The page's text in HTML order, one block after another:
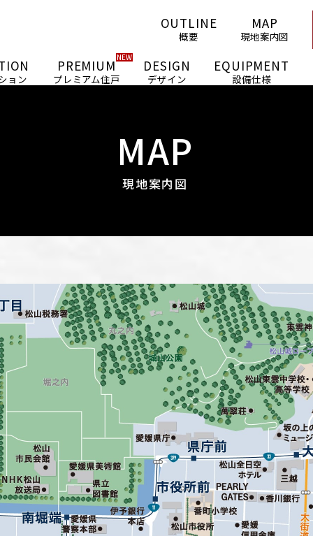
OUTLINE
概要
MAP
現地案内図
ョン
PREMIUM
プレミアム住戸
DESIGN
デザイン
EQUIPMENT
設備仕様
MAP
現地案内図